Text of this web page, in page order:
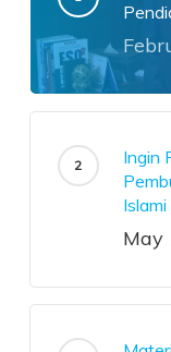
Ingin
Islami
May